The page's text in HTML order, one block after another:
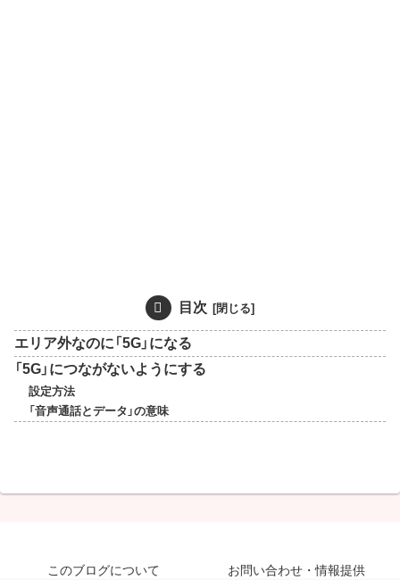
目次
エリア外なのに「5G」になる
「5G」につながないようにする
設定方法
「音声通話とデータ」の意味
このブログについて お問い合わせ・情報提供